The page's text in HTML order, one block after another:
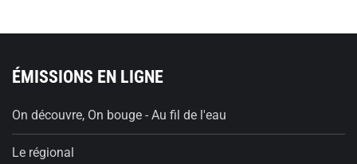
ÉMISSIONS EN LIGNE
On découvre, On bouge - Au fil de l'eau
Le régional